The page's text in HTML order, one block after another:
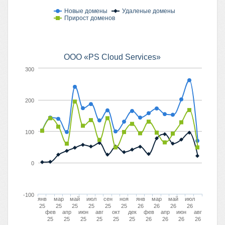
Новые домены
Удаленые домены
Прирост доменов
ООО «PS Cloud Services»
янв
25
фев
25
мар
25
апр
25
май
25
июн
25
июл
25
авг
25
сен
25
окт
25
ноя
25
дек
25
янв
26
фев
26
мар
26
апр
26
май
26
июн
26
июл
26
авг
26
0
100
200
300
-100